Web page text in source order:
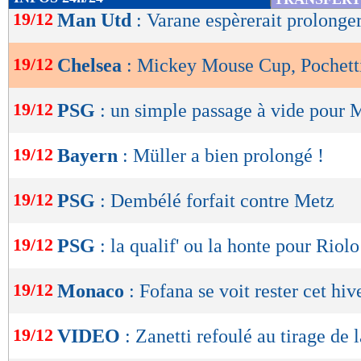
de
OK
19/12 Man Utd : Varane espèrerait
19/12 Chelsea : Mickey Mouse Cup,
19/12 PSG : un simple passage à vide pour
19/12 Bayern : Müller a bien prolongé !
19/12 PSG : Dembélé forfait contre Metz
19/12 PSG : la qualif' ou la honte pour Riolo
19/12 Monaco : Fofana se voit rester cet
19/12 VIDEO : Zanetti refoulé au tirage de